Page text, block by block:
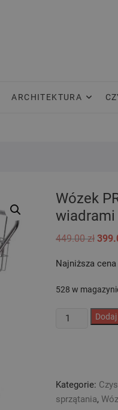
ARCHITEKTURA
Wózek
wiadrami
449.00zł
Najniższa
528 w
ilość
z
dwoma
Kategorie:
sprzątania,